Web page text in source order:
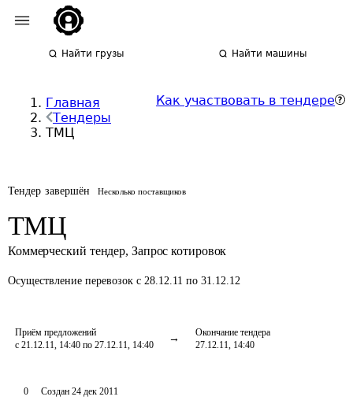
Найти грузы Найти машины
Главная
Тендеры
ТМЦ
Как участвовать в тендере
Тендер завершён Несколько поставщиков
ТМЦ
Коммерческий тендер, Запрос котировок
Осуществление перевозок с 28.12.11 по 31.12.12
Приём предложений
с 21.12.11, 14:40 по 27.12.11, 14:40
Окончание тендера
27.12.11, 14:40
0 Создан 24 дек 2011